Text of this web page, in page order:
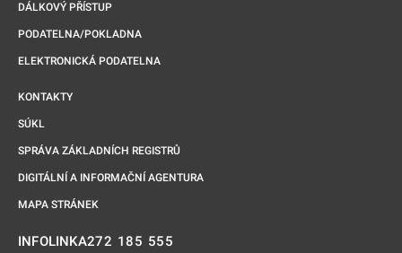
DÁLKOVÝ PŘÍSTUP
PODATELNA/POKLADNA
ELEKTRONICKÁ PODATELNA
KONTAKTY
SÚKL
SPRÁVA ZÁKLADNÍCH REGISTRŮ
DIGITÁLNÍ A INFORMAČNÍ AGENTURA
MAPA STRÁNEK
INFOLINKA272 185 555